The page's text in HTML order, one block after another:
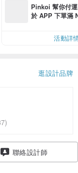
Pinkoi 幫你付
於 APP 下單滿
活動詳
逛設計品牌
聯絡設計師